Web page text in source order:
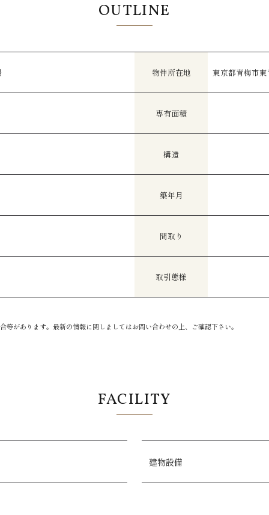
OUTLINE
物件所在地 東京都青梅市東
専有面積
構造
築年月
間取り
取引態様
があります。最新の情報に関しましてはお問い合わせの上、ご確認下さい。
FACILITY
建物設備